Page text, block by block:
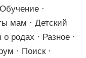
·
мам · Детский
родах · Разное ·
· Поиск ·